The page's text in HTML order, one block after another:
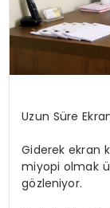
Uzun Süre
Giderek ekran
miyopi olmak
gözleniyor.